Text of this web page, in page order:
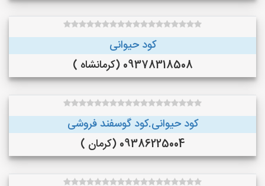
کود حیوانی
09378318508 (کرمانشاه )
کود حیوانی.کود گوسفند فروشی
09386225004 (کرمان )